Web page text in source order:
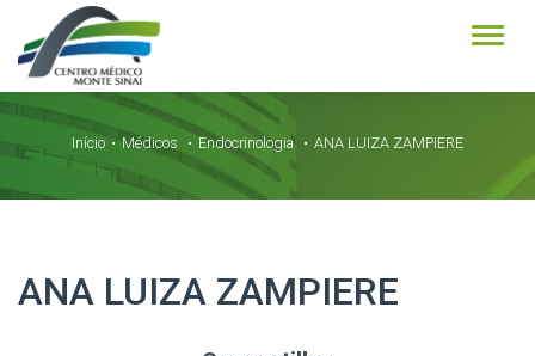
Início Médicos Endocrinologia ANA LUIZA ZAMPIERE
ANA LUIZA ZAMPIERE